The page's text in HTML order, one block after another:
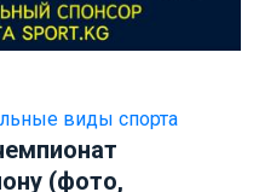
виды спорта
(фото,